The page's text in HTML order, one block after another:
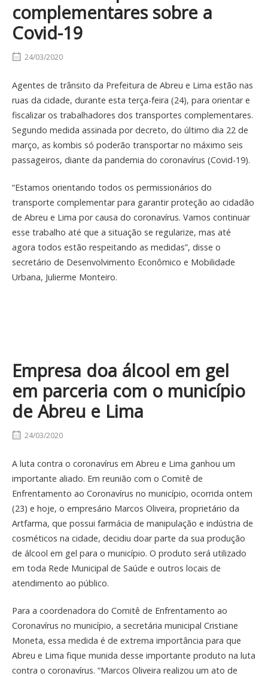
complementares sobre a
Covid-19
24/03/2020
Agentes de trânsito da Prefeitura de Abreu e Lima estão nas
ruas da cidade, durante esta terça-feira (24), para orientar e
fiscalizar os trabalhadores dos transportes complementares.
Segundo medida assinada por decreto, do último dia 22 de
março, as kombis só poderão transportar no máximo seis
passageiros, diante da pandemia do coronavírus (Covid-19).
“Estamos orientando todos os permissionários do
transporte complementar para garantir proteção ao cidadão
de Abreu e Lima por causa do coronavírus. Vamos continuar
esse trabalho até que a situação se regularize, mas até
agora todos estão respeitando as medidas”, disse o
secretário de Desenvolvimento Econômico e Mobilidade
Urbana, Julierme Monteiro.
Empresa doa álcool em gel
em parceria com o município
de Abreu e Lima
24/03/2020
A luta contra o coronavírus em Abreu e Lima ganhou um
importante aliado. Em reunião com o Comitê de
Enfrentamento ao Coronavírus no município, ocorrida ontem
(23) e hoje, o empresário Marcos Oliveira, proprietário da
Artfarma, que possui farmácia de manipulação e indústria de
cosméticos na cidade, decidiu doar parte da sua produção
de álcool em gel para o município. O produto será utilizado
em toda Rede Municipal de Saúde e outros locais de
atendimento ao público.
Para a coordenadora do Comitê de Enfrentamento ao
Coronavírus no município, a secretária municipal Cristiane
Moneta, essa medida é de extrema importância para que
Abreu e Lima fique munida desse importante produto na luta
contra o coronavírus. “Marcos Oliveira realizou um ato de